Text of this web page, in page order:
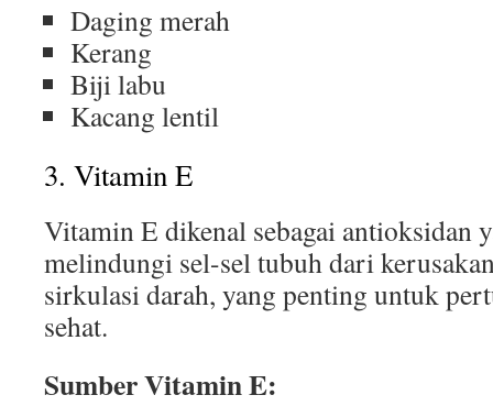
Daging merah
Kerang
Biji labu
Kacang lentil
3. Vitamin E
Vitamin E dikenal sebagai antioksidan
melindungi sel-sel tubuh dari
sirkulasi darah, yang penting untuk
sehat.
Sumber Vitamin E: